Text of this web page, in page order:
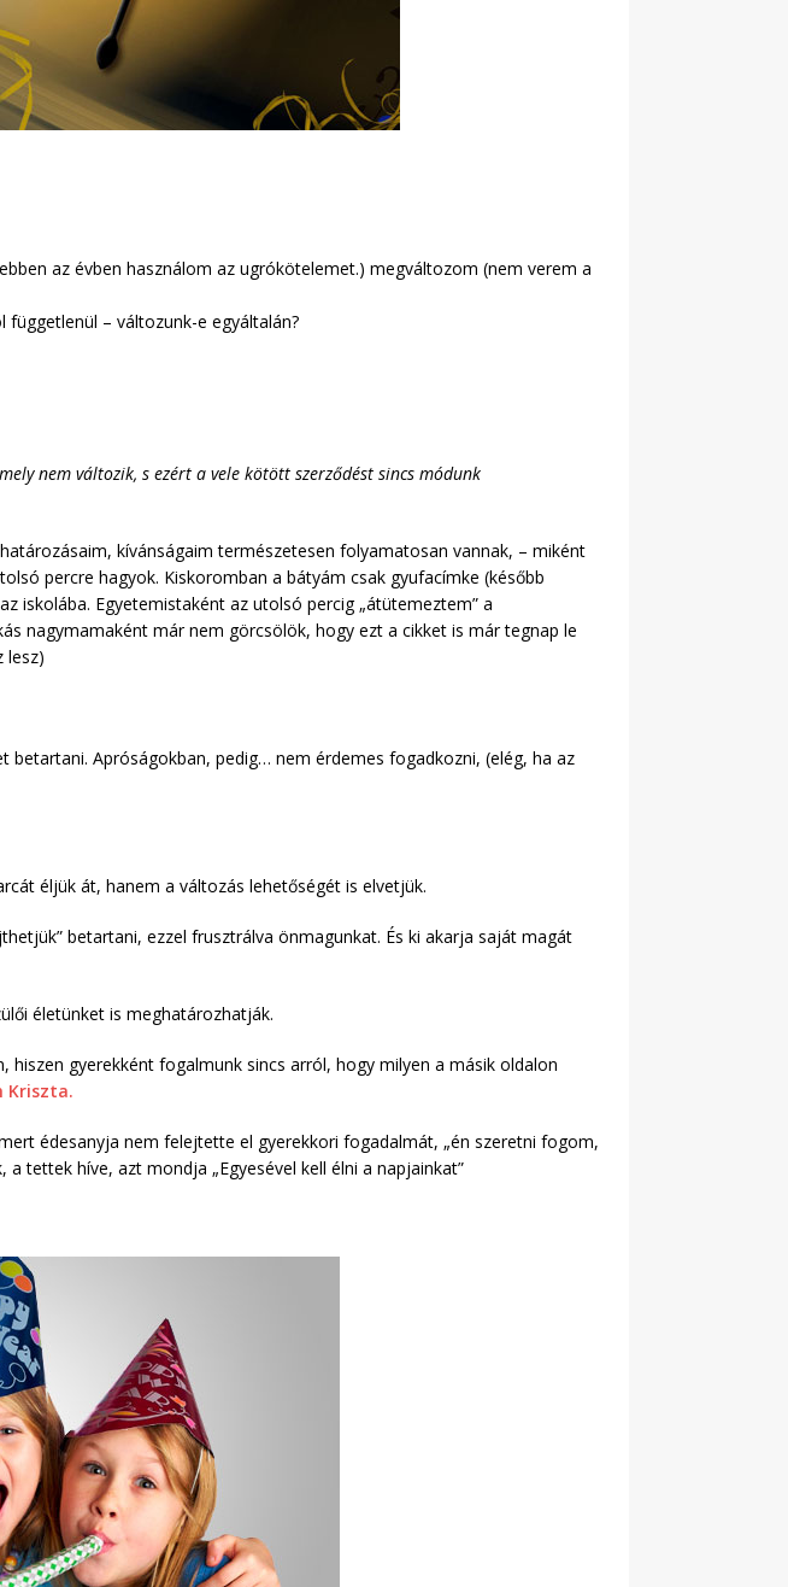
az évben használom az ugrókötelemet.) megváltozom (nem verem a
– változunk-e egyáltalán?
nem változik, s ezért a vele kötött szerződést sincs módunk
kívánságaim természetesen folyamatosan vannak, – miként
percre hagyok. Kiskoromban a bátyám csak gyufacímke (később
iskolába. Egyetemistaként az utolsó percig „átütemeztem” a
nagymamaként már nem görcsölök, hogy ezt a cikket is már tegnap le
lesz)
Apróságokban, pedig… nem érdemes fogadkozni, (elég, ha az
éljük át, hanem a változás lehetőségét is elvetjük.
betartani, ezzel frusztrálva önmagunkat. És ki akarja saját magát
életünket is meghatározhatják.
gyerekként fogalmunk sincs arról, hogy milyen a másik oldalon
Kriszta.
édesanyja nem felejtette el gyerekkori fogadalmát, „én szeretni fogom,
tettek híve, azt mondja „Egyesével kell élni a napjainkat”